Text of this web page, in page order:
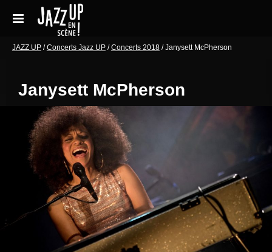
Accueil
Galeries de photos
Le festival en pratique
Soutenir le festival
Blog
Archives Concerts
Newsletter
JAZZ UP/Concerts Jazz UP/Concerts 2018/Janysett McPherson
Janysett McPherson